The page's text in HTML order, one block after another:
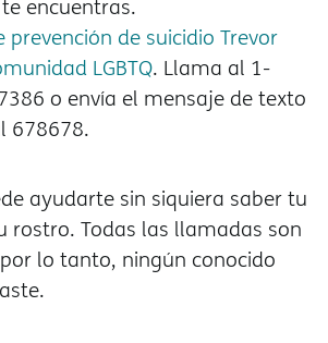
encuentras.
prevención de suicidio Trevor
LGBTQ. Llama al 1-
o envía el mensaje de texto
678678.
ayudarte sin siquiera saber tu
rostro. Todas las llamadas son
lo tanto, ningún conocido